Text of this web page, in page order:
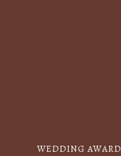
WEDDING AWARD